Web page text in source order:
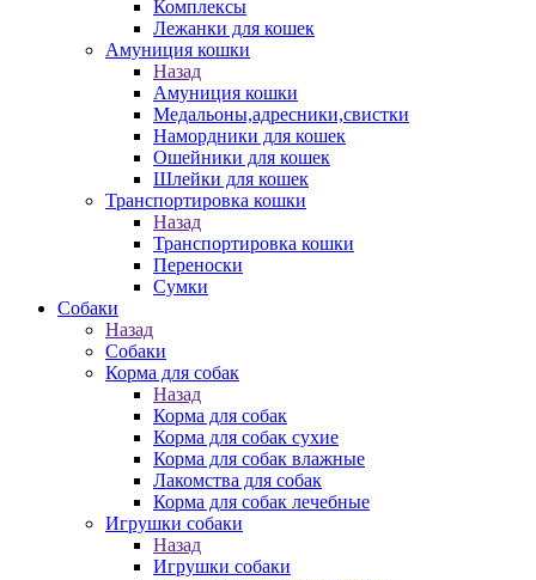
Комплексы
Лежанки для кошек
Амуниция кошки
Назад
Амуниция кошки
Медальоны,адресники,свистки
Намордники для кошек
Ошейники для кошек
Шлейки для кошек
Транспортировка кошки
Назад
Транспортировка кошки
Переноски
Сумки
Собаки
Назад
Собаки
Корма для собак
Назад
Корма для собак
Корма для собак сухие
Корма для собак влажные
Лакомства для собак
Корма для собак лечебные
Игрушки собаки
Назад
Игрушки собаки